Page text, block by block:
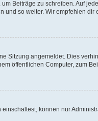
Beiträge zu schreiben. Auf
so weiter. Wir empfehlen
Sitzung angemeldet. Dies
öffentlichen Computer, zum
können nur